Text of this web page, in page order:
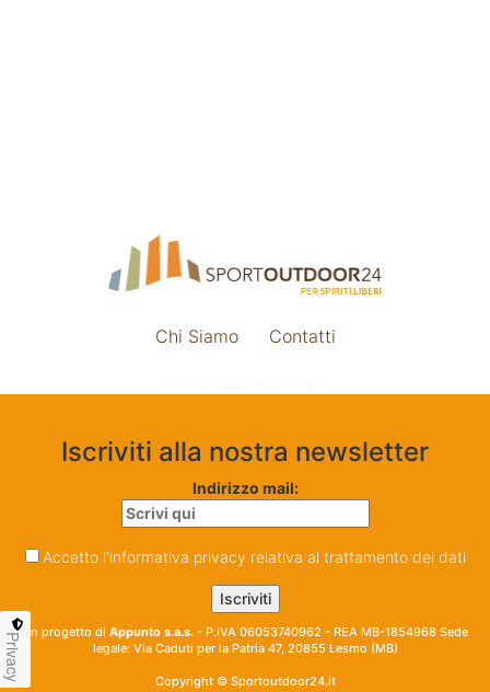
Chi Siamo Contatti
Iscriviti alla nostra newsletter
Indirizzo mail:
Accetto l'informativa privacy relativa al trattamento dei dati
Un progetto di Appunto s.a.s. - P.IVA 06053740962 - REA MB-1854968 Sede
legale: Via Caduti per la Patria 47, 20855 Lesmo (MB)
Copyright © Sportoutdoor24.it
Privacy